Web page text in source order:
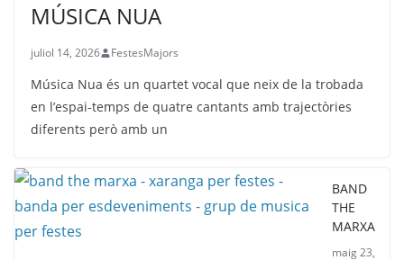
MÚSICA NUA
juliol 14, 2026 FestesMajors
Música Nua és un quartet vocal que neix de la trobada
en l’espai-temps de quatre cantants amb trajectòries
diferents però amb un
BAND
THE
MARXA
maig 23,